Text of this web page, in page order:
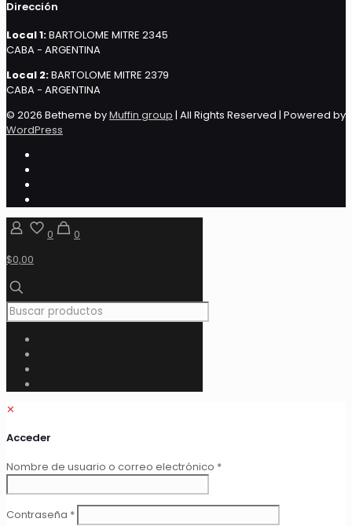
Dirección
Local 1:BARTOLOME MITRE 2345
CABA - ARGENTINA
Local 2:BARTOLOME MITRE 2379
CABA - ARGENTINA
© 2026 Betheme byMuffin group | All Rights Reserved | Powered by
WordPress
0
0
$0,00
✕
Acceder
Nombre de usuario o correo electrónico *Obligatorio
Contraseña *Obligatorio